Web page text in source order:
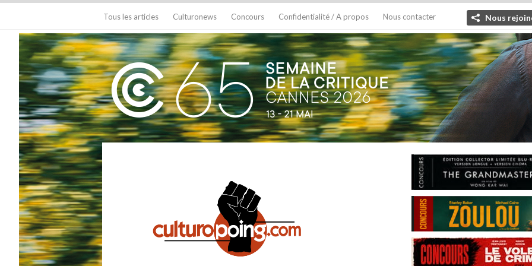
Tous les articles Culturonews Concours Confidentialité / A propos Nous contacter Nous